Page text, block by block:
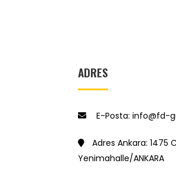
ADRES
E-Posta: info@fd-
Adres Ankara: 1475
Yenimahalle/ANKARA